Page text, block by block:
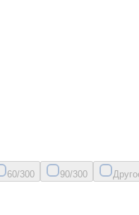
60/300 90/300